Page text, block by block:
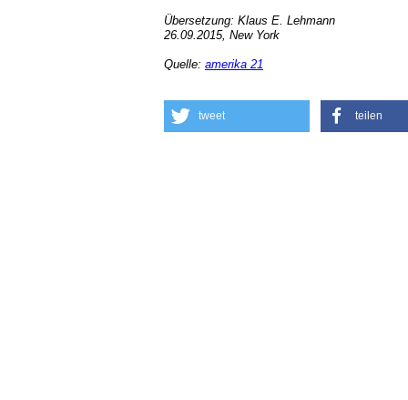
Übersetzung: Klaus E. Lehmann
26.09.2015, New York
Quelle: amerika 21
tweet teilen